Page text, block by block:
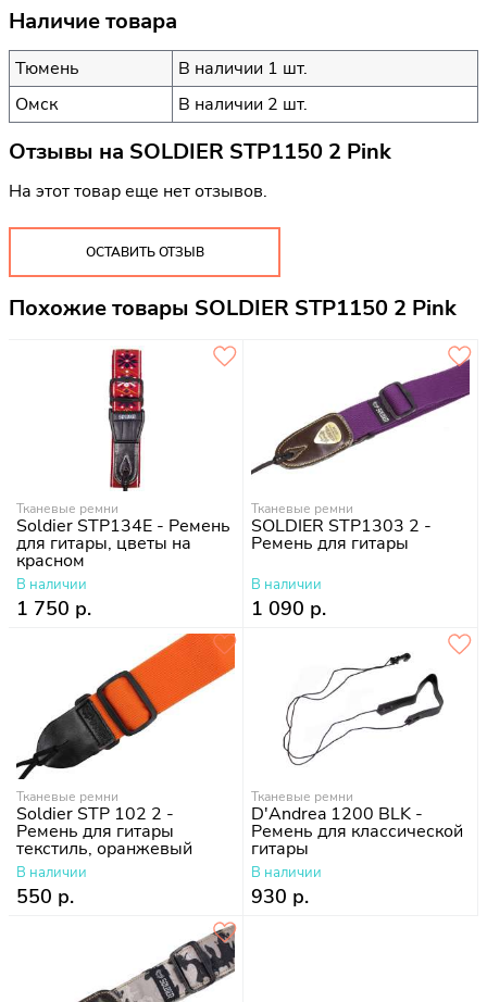
Наличие товара
Тюмень
В наличии 1 шт.
Омск
В наличии 2 шт.
Отзывы на SOLDIER STP1150 2 Pink
На этот товар еще нет отзывов.
ОСТАВИТЬ ОТЗЫВ
Похожие товары SOLDIER STP1150 2 Pink
Тканевые ремни
Soldier STP134E - Ремень
для гитары, цветы на
красном
В наличии
1 750 р.
Тканевые ремни
SOLDIER STP1303 2 -
Ремень для гитары
В наличии
1 090 р.
Тканевые ремни
Soldier STP 102 2 -
Ремень для гитары
текстиль, оранжевый
В наличии
550 р.
Тканевые ремни
D'Andrea 1200 BLK -
Ремень для классической
гитары
В наличии
930 р.